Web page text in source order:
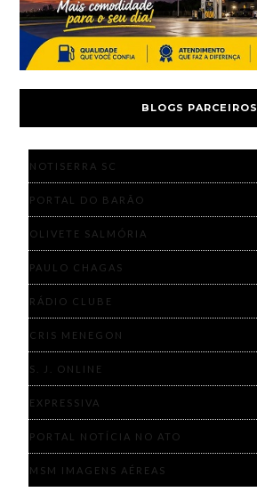
BLOGS PARCEIROS
NOTISERRA SC
PORTAL DO BARÃO
OLIVETE SALMÓRIA
PAULO CHAGAS
RÁDIO CLUBE
CRIS MENEGON
S. J. ONLINE
EXPRESSIVA
PORTAL NOTÍCIA NO ATO
MSM IMAGENS AÉREAS